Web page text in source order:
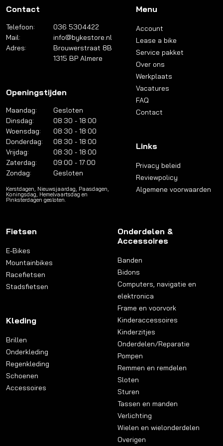
Contact
Telefoon:
036 5304422
Mail:
info@bykestore.nl
Adres:
Brouwerstraat 8B
1315 BP Almere
Openingstijden
Maandag:
Gesloten
Dinsdag:
08:30 - 18:00
Woensdag:
08:30 - 18:00
Donderdag:
08:30 - 18:00
Vrijdag:
08:30 - 18:00
Zaterdag:
09:00 - 17:00
Zondag:
Gesloten
Kerstdagen, Nieuwsjaardag, Paasdagen,
Koningsdag, Hemelvaartsdag en
Pinksterdagen gesloten.
Menu
Account
Lease a bike
Service pakket
Over ons
Werkplaats
Vacatures
FAQ
Contact
Links
Privacy beleid
Reviewpolicy
Algemene voorwaarden
Fietsen
E-Bikes
Mountainbikes
Racefietsen
Stadsfietsen
Kleding
Brillen
Onderkleding
Regenkleding
Schoenen
Accessoires
Onderdelen &
Accessoires
Banden
Bidons
Computers, navigatie en
elektronica
Frame en voorvork
Kinderaccessoires
Kinderzitjes
Onderdelen/Reparatie
Pompen
Remmen en remdelen
Sloten
Sturen
Tassen en manden
Verlichting
Wielen en wielonderdelen
Overigen